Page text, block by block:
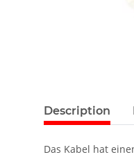
Description
Das Kabel hat